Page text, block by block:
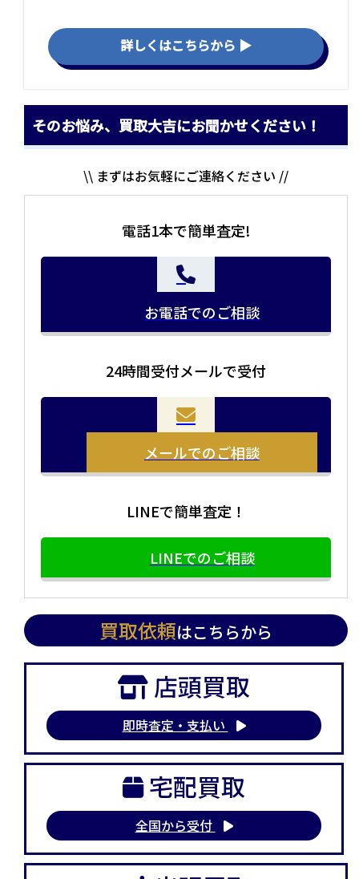
詳しくはこちらから ▶
お品物をつめて送るだけで査定が可能です。時間が無い
方や、荷物が多い方へオススメです。
当店の査定員がご自宅に伺いその場で査定を致します。
まとめて売りたい！価値がわからなく売れるかわからな
そのお悩み、買取大吉にお聞かせください！
電話1本で簡単査定!
お電話でのご相談
24時間受付メールで受付
メールでのご相談
LINEで簡単査定！
LINEでのご相談
買取依頼はこちらから
店頭買取
即時査定・支払い
宅配買取
全国から受付